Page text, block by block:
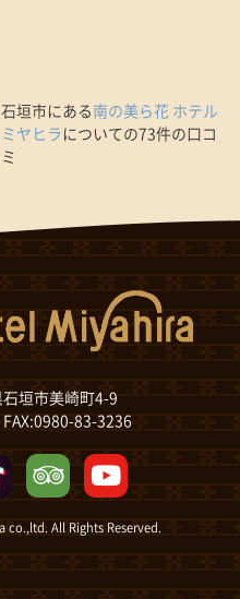
石垣市にある南の美ら花 ホテル
ミヤヒラについての73件の口コ
ミ
垣市美崎町4-9
83-3236
All Rights Reserved.